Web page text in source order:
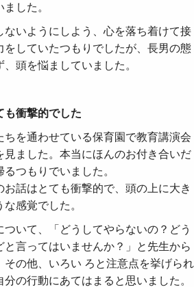
した。
ないようにしよう、心を落ち着けて接
をしていたつもりでしたが、長男の態
頭を悩ましていました。
も衝撃的でした
ちを通わせている保育園で教育講演会
見ました。本当にほんのお付き合いだ
つもりでいました。
お話はとても衝撃的で、頭の上に大き
感覚でした。
いて、「どうしてやらないの？どう
と言ってはいませんか？」と先生から
その他、いろい ろと注意点を挙げられ
の行動にあてはまると思いました。